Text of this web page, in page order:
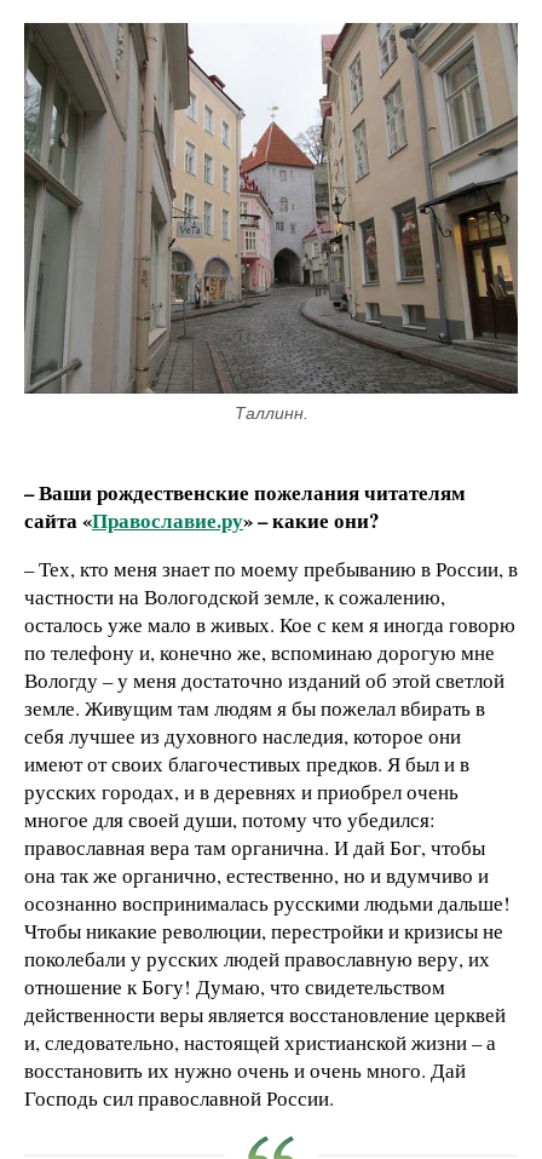
Таллинн.
– Ваши рождественские пожелания читателям
сайта «Православие.ру» – какие они?
– Тех, кто меня знает по моему пребыванию в России, в
частности на Вологодской земле, к сожалению,
осталось уже мало в живых. Кое с кем я иногда говорю
по телефону и, конечно же, вспоминаю дорогую мне
Вологду – у меня достаточно изданий об этой светлой
земле. Живущим там людям я бы пожелал вбирать в
себя лучшее из духовного наследия, которое они
имеют от своих благочестивых предков. Я был и в
русских городах, и в деревнях и приобрел очень
многое для своей души, потому что убедился:
православная вера там органична. И дай Бог, чтобы
она так же органично, естественно, но и вдумчиво и
осознанно воспринималась русскими людьми дальше!
Чтобы никакие революции, перестройки и кризисы не
поколебали у русских людей православную веру, их
отношение к Богу! Думаю, что свидетельством
действенности веры является восстановление церквей
и, следовательно, настоящей христианской жизни – а
восстановить их нужно очень и очень много. Дай
Господь сил православной России.